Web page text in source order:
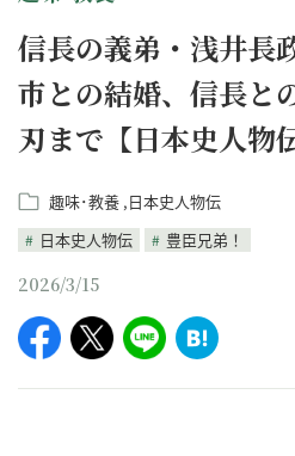
信長の義弟・浅井長
市との結婚、信長と
刃まで【日本史人物
趣味･教養 日本史人物伝
日本史人物伝
豊臣兄弟！
2026/3/15